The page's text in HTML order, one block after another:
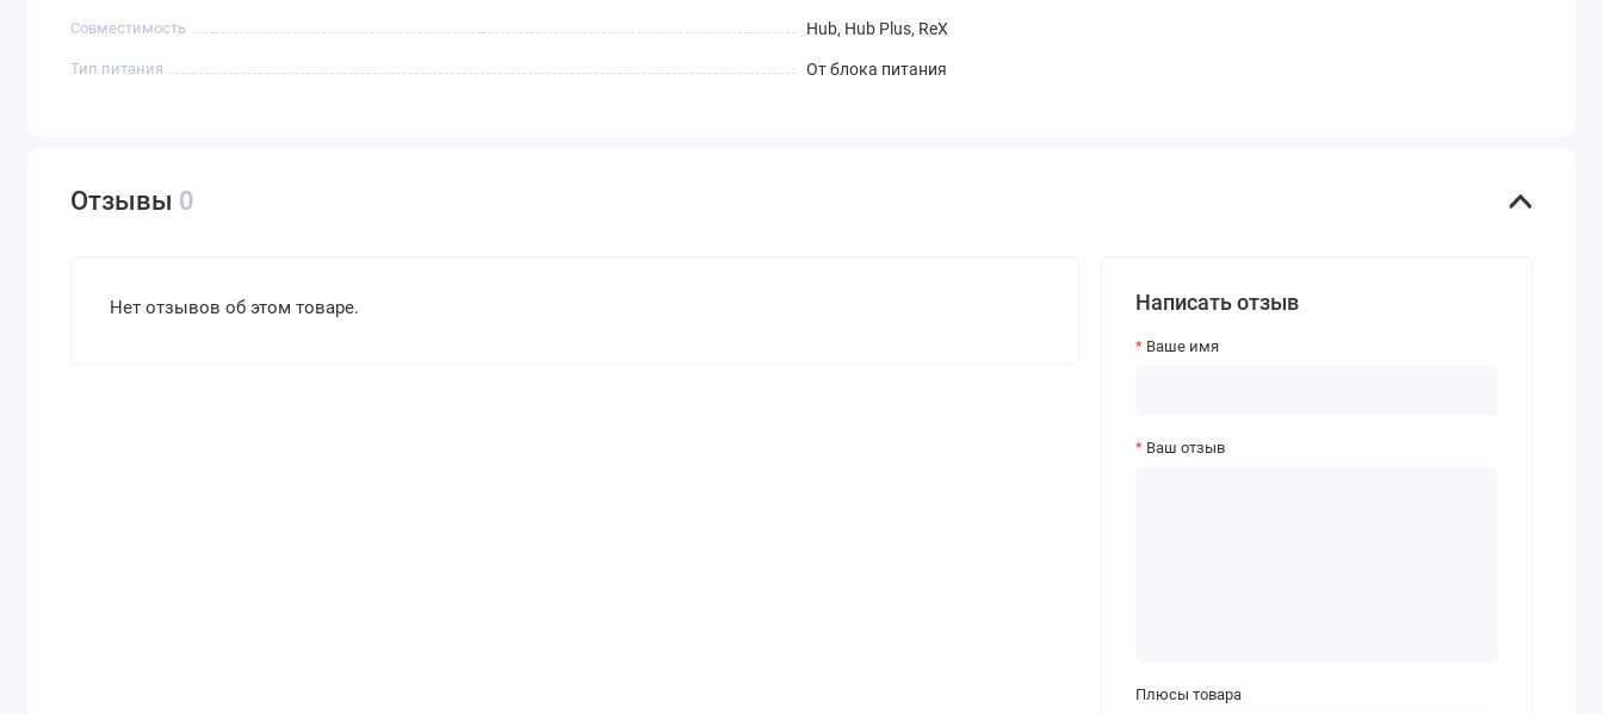
Совместимость Hub, Hub Plus, ReX
Тип питания От блока питания
Отзывы 0
Нет отзывов об этом товаре. Написать отзыв
Ваше имя
Ваш отзыв
Плюсы товара